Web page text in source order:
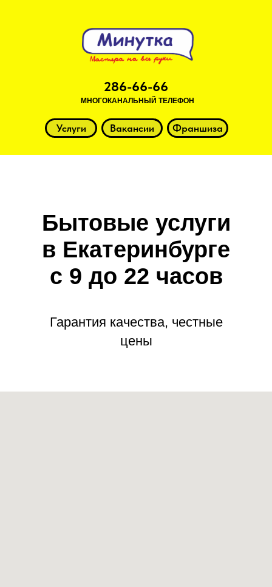
286-66-66
МНОГОКАНАЛЬНЫЙ ТЕЛЕФОН
Услуги Вакансии Франшиза
Бытовые услуги
в Екатеринбурге
с 9 до 22 часов
Гарантия качества, честные
цены